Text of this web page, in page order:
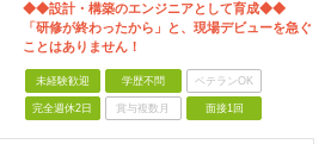
◆◆設計・構築のエンジニアとして育成◆◆
「研修が終わったから」と、現場デビューを急ぐ
ことはありません！
未経験歓迎 学歴不問 ベテランOK
完全週休2日 賞与複数月 面接1回